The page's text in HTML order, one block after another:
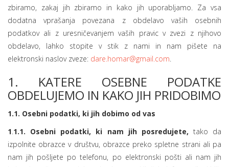
zbiramo, zakaj jih zbiramo in kako jih uporabljamo. Za vsa
dodatna vprašanja povezana z obdelavo vaših osebnih
podatkov ali z uresničevanjem vaših pravic v zvezi z njihovo
obdelavo, lahko stopite v stik z nami in nam pišete na
elektronski naslov zveze: dare.homar@gmail.com.
1. KATERE OSEBNE PODATKE
OBDELUJEMO IN KAKO JIH PRIDOBIMO
1.1. Osebni podatki, ki jih dobimo od vas
1.1.1. Osebni podatki, ki nam jih posredujete, tako da
izpolnite obrazce v društvu, obrazce preko spletne strani ali pa
nam jih pošljete po telefonu, po elektronski pošti ali nam jih